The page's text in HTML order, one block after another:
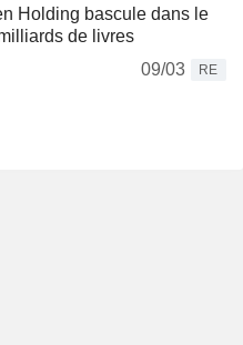
Holding bascule dans le
de livres
09/03
RE